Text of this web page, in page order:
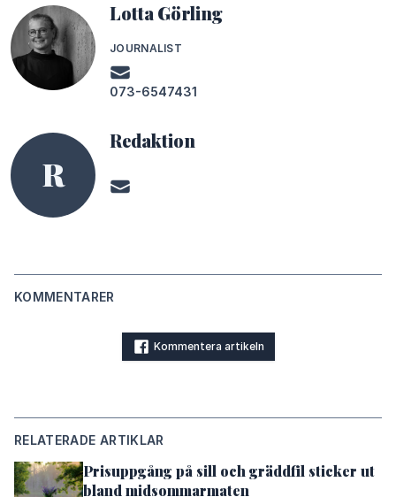
Lotta Görling
JOURNALIST
073-6547431
R
Redaktion
KOMMENTARER
Kommentera artikeln
RELATERADE ARTIKLAR
Prisuppgång på sill och gräddfil sticker ut
bland midsommarmaten